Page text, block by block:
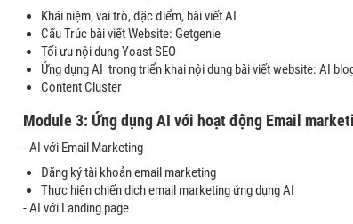
Khái niệm, vai trò, đặc điểm, bài viết AI
Cấu Trúc bài viết Website: Getgenie
Tối ưu nội dung Yoast SEO
Ứng dụng AI trong triển khai nội dung bài viết website: AI
Content Cluster
Module 3: Ứng dụng AI với hoạt động Email
- AI với Email Marketing
Đăng ký tài khoản email marketing
Thực hiện chiến dịch email marketing ứng dụng AI
- AI với Landing page